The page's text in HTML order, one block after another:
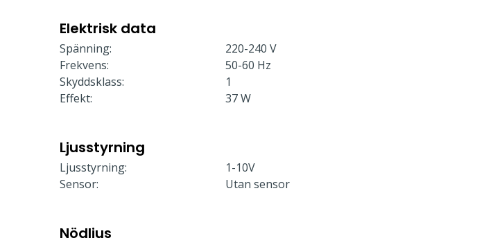
Elektrisk data
Spänning:
220-240 V
Frekvens:
50-60 Hz
Skyddsklass:
1
Effekt:
37 W
Ljusstyrning
Ljusstyrning:
1-10V
Sensor:
Utan sensor
Nödljus